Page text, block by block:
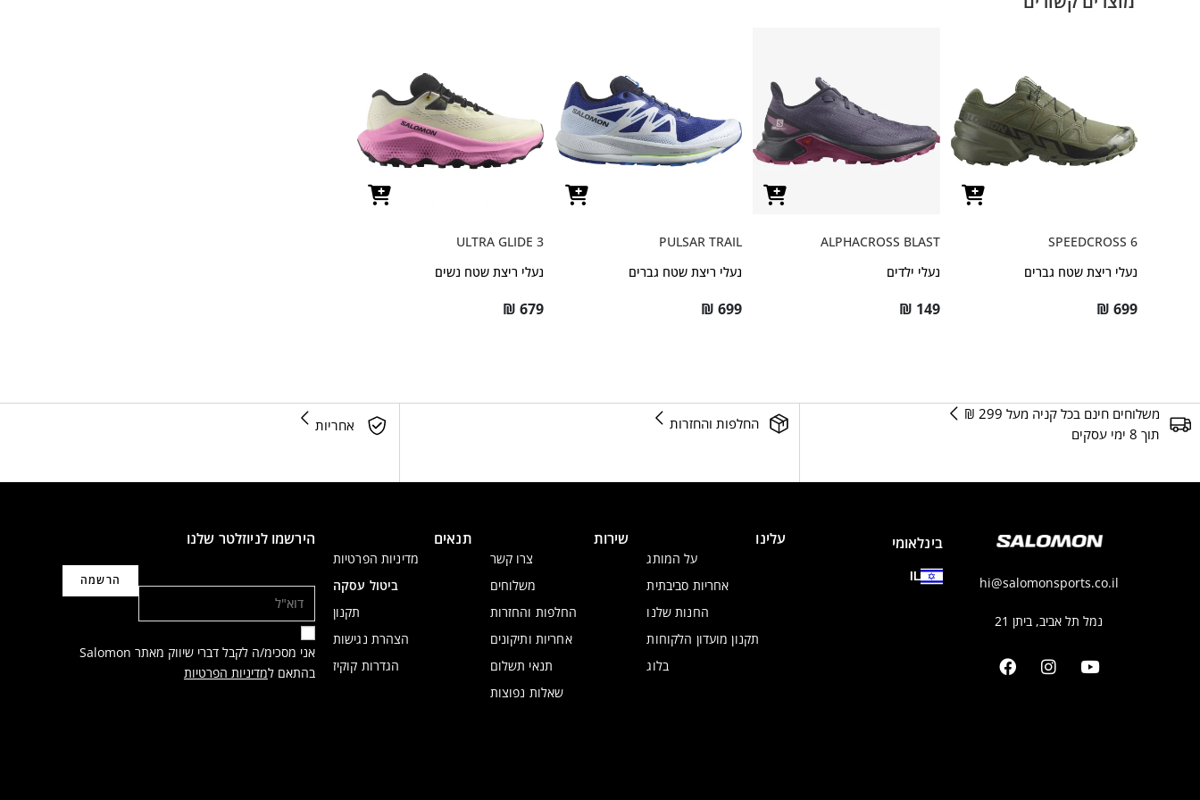
SPEEDCROSS 6
נעלי ריצת שטח גברים
₪ 699
ALPHACROSS BLAST
נעלי ילדים
₪ 149
PULSAR TRAIL
נעלי ריצת שטח גברים
₪ 699
ULTRA GLIDE 3
נעלי ריצת שטח נשים
₪ 679
משלוחים חינם בכל קניה מעל 299 ₪
תוך 8 ימי עסקים
החלפות והחזרות אחריות
hi@salomonsports.co.il
נמל תל אביב, ביתן 21
בינלאומי
IL
עלינו
על המותג
אחריות סביבתית
החנות שלנו
תקנון מועדון הלקוחות
בלוג
שירות
צרו קשר
משלוחים
החלפות והחזרות
אחריות ותיקונים
תנאי תשלום
שאלות נפוצות
תנאים
מדיניות הפרטיות
ביטול עסקה
תקנון
הצהרת נגישות
הגדרות קוקיז
הירשמו לניוזלטר שלנו
אני מסכימ/ה לקבל דברי שיווק מאתר Salomon
בהתאם למדיניות הפרטיות